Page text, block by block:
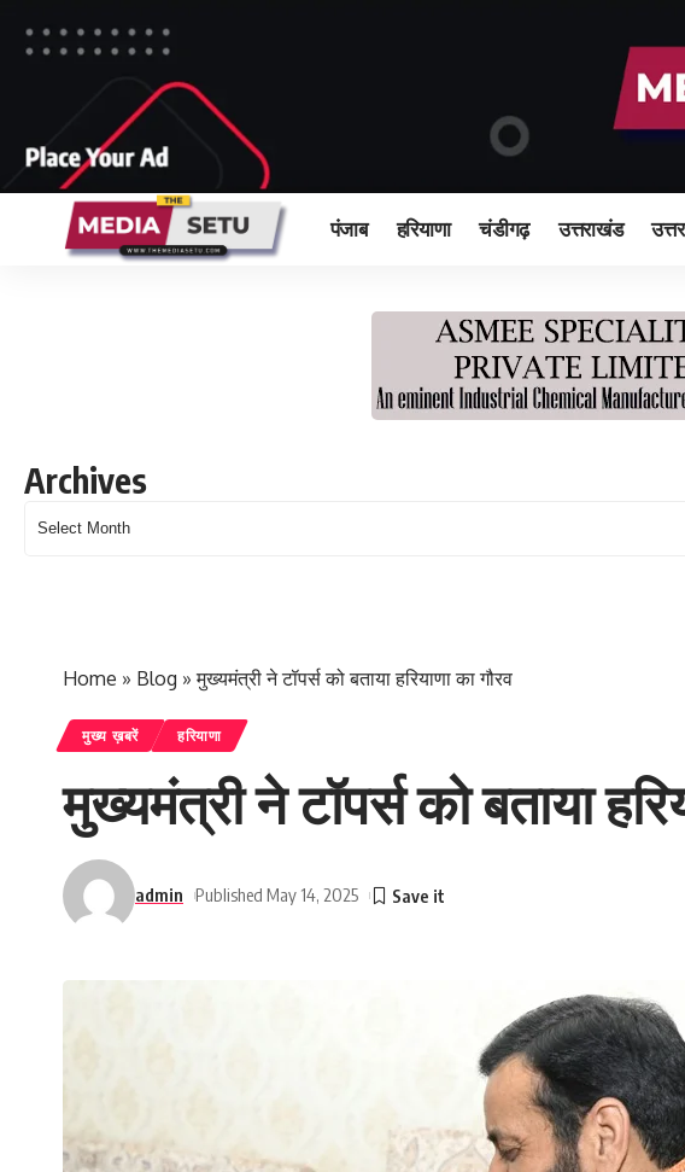
पंजाब हरियाणा चंडीगढ़ उत्तराखंड
Archives
Home » Blog »मुख्यमंत्री ने टॉपर्स को बताया हरियाणा का गौरव
मुख्य ख़बरें हरियाणा
मुख्यमंत्री ने टॉपर्स को बताया
admin Published May 14, 2025